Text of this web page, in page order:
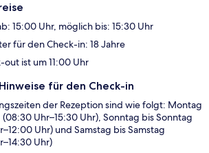
15:00 Uhr, möglich bis: 15:30 Uhr
für den Check-in: 18 Jahre
out ist um 11:00 Uhr
für den Check-in
der Rezeption sind wie folgt: Montag
(08:30 Uhr–15:30 Uhr), Sonntag bis Sonntag
Uhr) und Samstag bis Samstag
Uhr)